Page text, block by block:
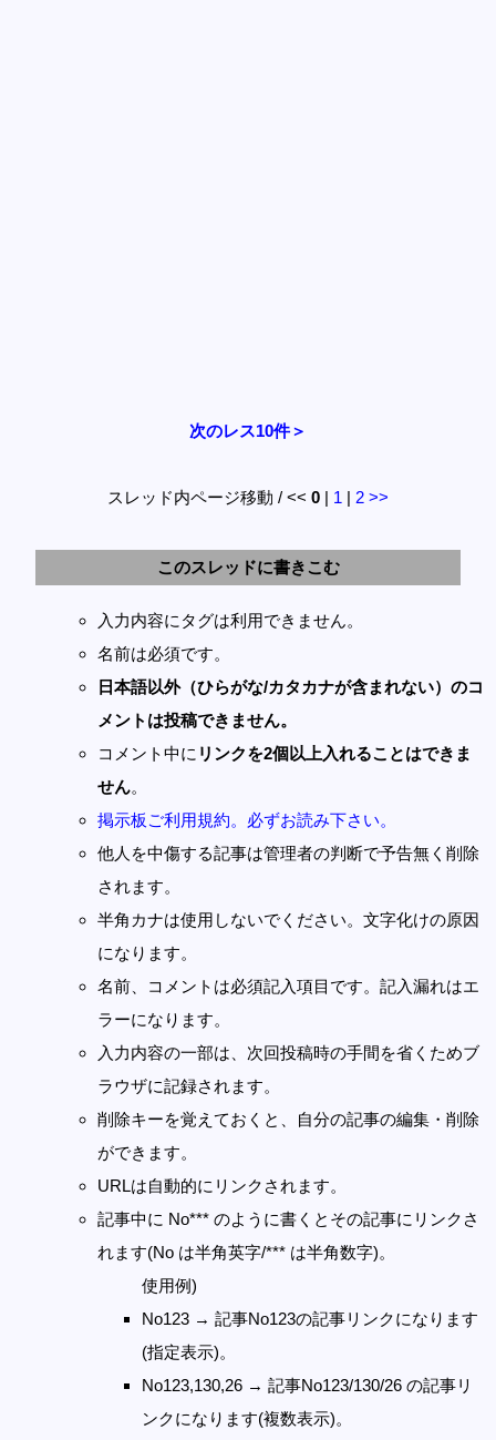
次のレス10件＞
スレッド内ページ移動 / << 0 | 1 | 2 >>
このスレッドに書きこむ
入力内容にタグは利用できません。
名前は必須です。
日本語以外（ひらがな/カタカナが含まれない）のコ
メントは投稿できません。
コメント中に リンクを2個以上入れることはできま
せん。
掲示板ご利用規約。必ずお読み下さい。
他人を中傷する記事は管理者の判断で予告無く削除
されます。
半角カナは使用しないでください。文字化けの原因
になります。
名前、コメントは必須記入項目です。記入漏れはエ
ラーになります。
入力内容の一部は、次回投稿時の手間を省くためブ
ラウザに記録されます。
削除キーを覚えておくと、自分の記事の編集・削除
ができます。
URLは自動的にリンクされます。
記事中に No*** のように書くとその記事にリンクさ
れます(No は半角英字/*** は半角数字)。
使用例)
No123 → 記事No123の記事リンクになります
(指定表示)。
No123,130,26 → 記事No123/130/26 の記事リ
ンクになります(複数表示)。